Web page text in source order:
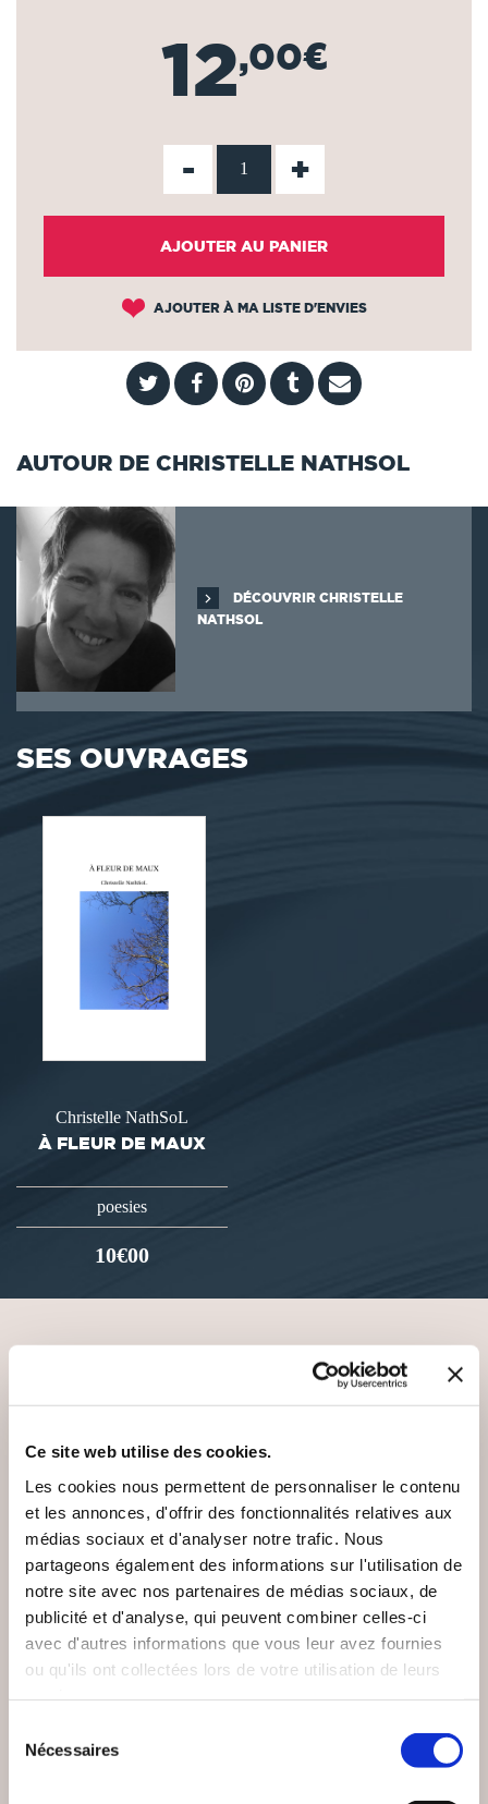
Ce site web utilise des cookies.
Les cookies nous permettent de personnaliser le contenu
et les annonces, d'offrir des fonctionnalités relatives aux
médias sociaux et d'analyser notre trafic. Nous
partageons également des informations sur l'utilisation de
notre site avec nos partenaires de médias sociaux, de
publicité et d'analyse, qui peuvent combiner celles-ci
avec d'autres informations que vous leur avez fournies
ou qu'ils ont collectées lors de votre utilisation de leurs
Nécessaires
12,00€
- +
AJOUTER AU PANIER
AJOUTER À MA LISTE D'ENVIES
AUTOUR DE CHRISTELLE NATHSOL
DÉCOUVRIR CHRISTELLE
NATHSOL
SES OUVRAGES
Christelle NathSoL
À FLEUR DE MAUX
poesies
10€00
VOUS AIMEREZ AUSSI